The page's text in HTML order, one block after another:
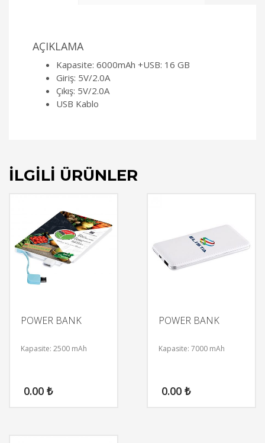
AÇIKLAMA
Kapasite: 6000mAh +USB: 16 GB
Giriş: 5V/2.0A
Çıkış: 5V/2.0A
USB Kablo
İLGILI ÜRÜNLER
POWER BANK
Kapasite: 2500 mAh
0.00 ₺
POWER BANK
Kapasite: 7000 mAh
0.00 ₺